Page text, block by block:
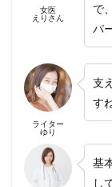
女医
えりさん
で
パ
ライター
ゆり
支
す
基
し